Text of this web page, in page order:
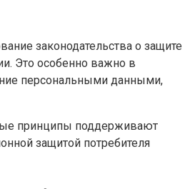
законодательства о защите
Это особенно важно в
персональными данными,
принципы поддерживают
защитой потребителя